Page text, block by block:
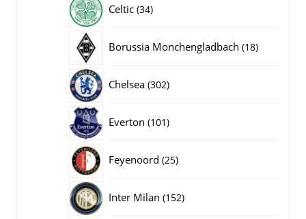
Celtic 3434
Borussia Monchengladbach 1818
Chelsea 302302
Everton 101101
Feyenoord 2525
Inter Milan 152152